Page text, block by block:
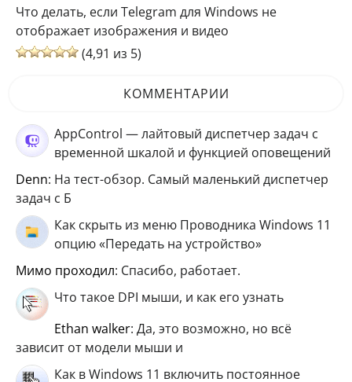
Что делать, если Telegram для Windows не
отображает изображения и видео
(4,91 из 5)
КОММЕНТАРИИ
AppControl — лайтовый диспетчер задач с
временной шкалой и функцией оповещений
Denn: На тест-обзор. Самый маленький диспетчер
задач с Б
Как скрыть из меню Проводника Windows 11
опцию «Передать на устройство»
мимо проходил: Спасибо, работает.
Что такое DPI мыши, и как его узнать
ethan walker: Да, это возможно, но всё
зависит от модели мыши и
Как в Windows 11 включить постоянное